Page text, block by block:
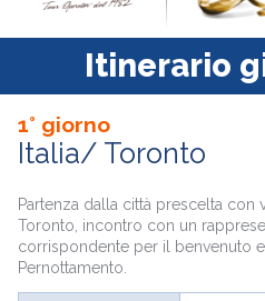
Itinerario
1° giorno
Italia/ Toronto
Partenza dalla città prescelta con
Toronto, incontro con un
corrispondente per il benvenuto e
Pernottamento.